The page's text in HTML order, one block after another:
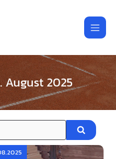
August 2025